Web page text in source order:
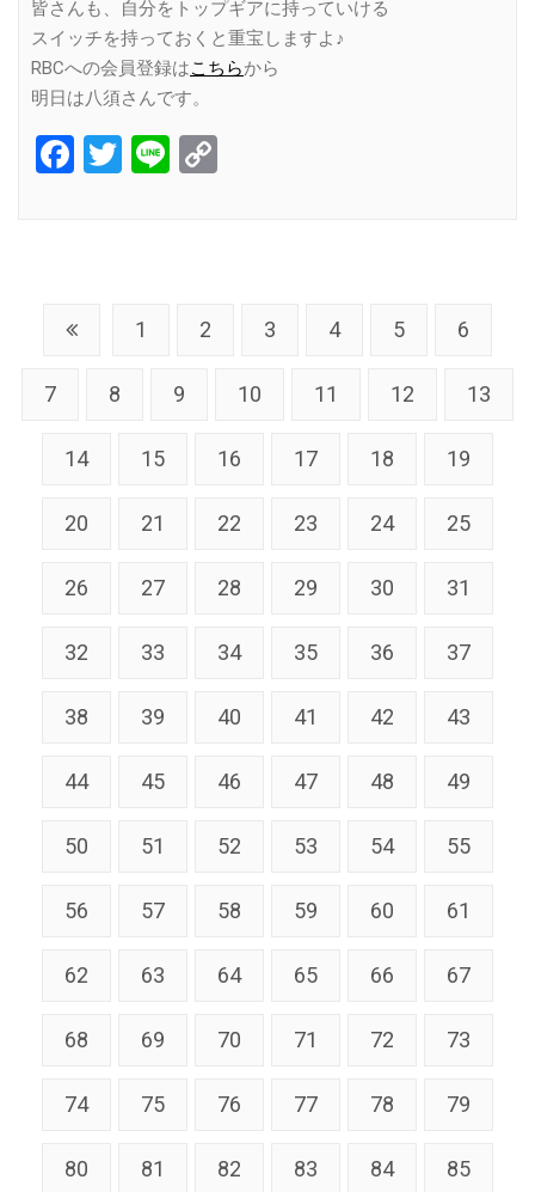
皆さんも、自分をトップギアに持っていける
スイッチを持っておくと重宝しますよ♪
RBCへの会員登録はこちらから
明日は八須さんです。
Facebook
Twitter
Line
1 2 3 4 5 6
7 8 9 10 11 12 13
14 15 16 17 18 19
20 21 22 23 24 25
26 27 28 29 30 31
32 33 34 35 36 37
38 39 40 41 42 43
44 45 46 47 48 49
50 51 52 53 54 55
56 57 58 59 60 61
62 63 64 65 66 67
68 69 70 71 72 73
74 75 76 77 78 79
80 81 82 83 84 85